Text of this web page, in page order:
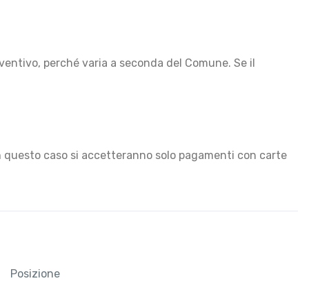
perché varia a seconda del Comune. Se il
caso si accetteranno solo pagamenti con carte
Posizione